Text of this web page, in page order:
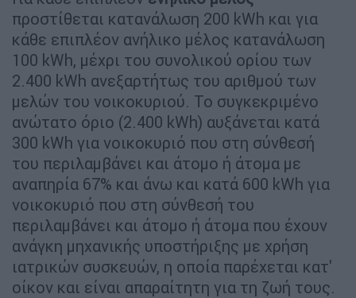
προστίθεται κατανάλωση 200 kWh και για
κάθε επιπλέον ανήλικο μέλος κατανάλωση
100 kWh, μέχρι του συνολικού ορίου των
2.400 kWh ανεξαρτήτως του αριθμού των
μελών του νοικοκυριού. Το συγκεκριμένο
ανώτατο όριο (2.400 kWh) αυξάνεται κατά
300 kWh για νοικοκυριό που στη σύνθεσή
του περιλαμβάνει και άτομο ή άτομα με
αναπηρία 67% και άνω και κατά 600 kWh για
νοικοκυριό που στη σύνθεσή του
περιλαμβάνει και άτομο ή άτομα που έχουν
ανάγκη μηχανικής υποστήριξης με χρήση
ιατρικών συσκευών, η οποία παρέχεται κατ'
οίκον και είναι απαραίτητη για τη ζωή τους.